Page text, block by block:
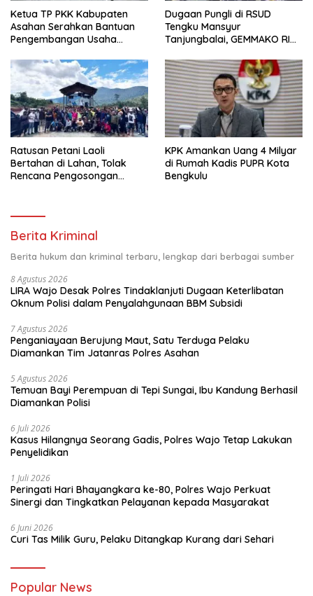
Ketua TP PKK Kabupaten
Asahan Serahkan Bantuan
Pengembangan Usaha
Pemberdayaan dan
Kesejahteraan Keluarga di
Kelurahan Sentang
Dugaan Pungli di RSUD
Tengku Mansyur
Tanjungbalai, GEMMAKO RI
Tuntas
Ratusan Petani Laoli
Bertahan di Lahan, Tolak
Rencana Pengosongan
KPK Amankan Uang 4 Milyar
di Rumah Kadis PUPR Kota
Bengkulu
Berita Kriminal
Berita hukum dan kriminal terbaru, lengkap dari berbagai sumber
8 Agustus 2026
LIRA Wajo Desak Polres Tindaklanjuti Dugaan Keterlibatan
Oknum Polisi dalam Penyalahgunaan BBM Subsidi
7 Agustus 2026
Penganiayaan Berujung Maut, Satu Terduga Pelaku
Diamankan Tim Jatanras Polres Asahan
5 Agustus 2026
Temuan Bayi Perempuan di Tepi Sungai, Ibu Kandung Berhasil
Diamankan Polisi
6 Juli 2026
Kasus Hilangnya Seorang Gadis, Polres Wajo Tetap Lakukan
Penyelidikan
1 Juli 2026
Peringati Hari Bhayangkara ke-80, Polres Wajo Perkuat
Sinergi dan Tingkatkan Pelayanan kepada Masyarakat
6 Juni 2026
Curi Tas Milik Guru, Pelaku Ditangkap Kurang dari Sehari
Popular News